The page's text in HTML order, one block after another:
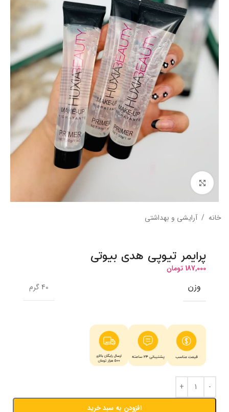
بزرگنمایی تصویر
خانه / آرایشی و بهداشتی
پرایمر تیوپی هدی بیوتی
187,000 تومان
وزن 40 گرم
افزودن به سبد خرید